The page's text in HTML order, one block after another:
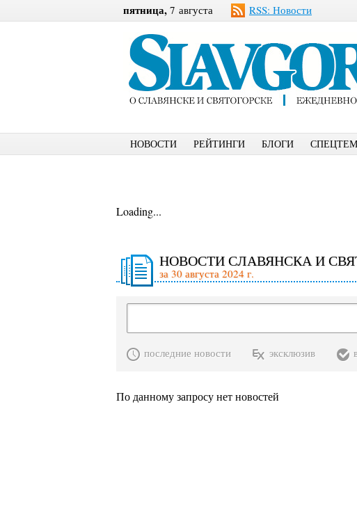
пятница, 7 августа RSS: Новости
НОВОСТИ РЕЙТИНГИ БЛОГИ
Loading...
НОВОСТИ СЛАВЯНСКА И
за 30 августа 2024 г.
последние новости эксклюзив
По данному запросу нет новостей